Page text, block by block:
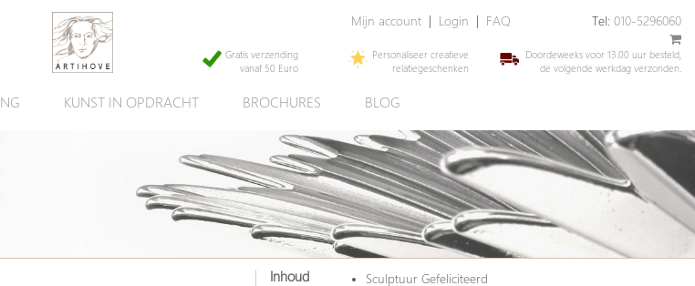
Mijn account Login FAQ Tel: 010-5296060
Gratis verzending
vanaf 50 Euro
Personaliseer creatieve
relatiegeschenken
Doordeweeks voor 13.00 uur besteld,
de volgende werkdag verzonden.
KUNST IN OPDRACHT BROCHURES BLOG
Inhoud
Sculptuur Gefeliciteerd